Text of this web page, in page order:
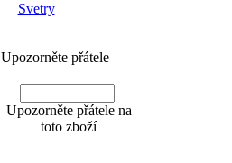
Svetry
Upozorněte přátele
Upozorněte přátele na
toto zboží